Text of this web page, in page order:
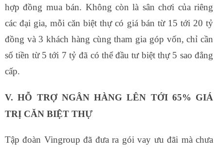
hợp đồng mua bán. Không còn là sân chơi của riêng
các đại gia, mỗi căn biệt thự có giá bán từ 15 tới 20 tỷ
đồng và 3 khách hàng cùng tham gia góp vốn, chỉ cần
số tiền từ 5 tới 7 tỷ đã có thể đầu tư biệt thự 5 sao đẳng
cấp.
V. HỖ TRỢ NGÂN HÀNG LÊN TỚI 65% GIÁ
TRỊ CĂN BIỆT THỰ
Tập đoàn Vingroup đã đưa ra gói vay ưu đãi mà chưa